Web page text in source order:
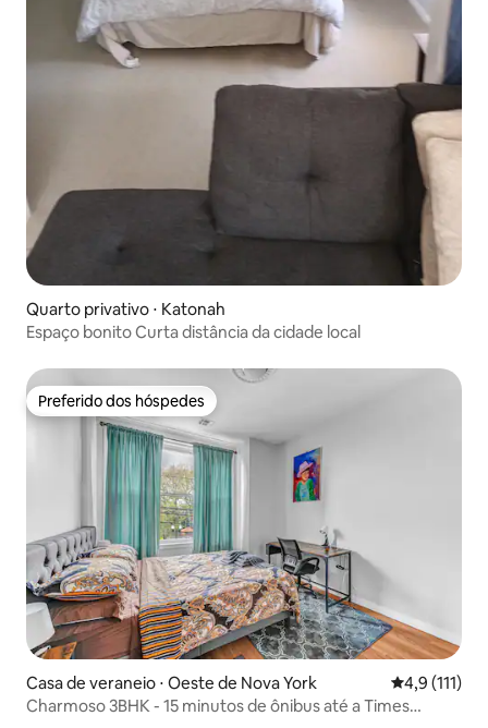
Quarto privativo ⋅ Katonah
Espaço bonito Curta distância da cidade local
Preferido dos hóspedes
Preferido dos hóspedes
Casa de veraneio ⋅ Oeste de Nova York 4,9 de uma
4,9 (111)
Charmoso 3BHK - 15 minutos de ônibus até a Times